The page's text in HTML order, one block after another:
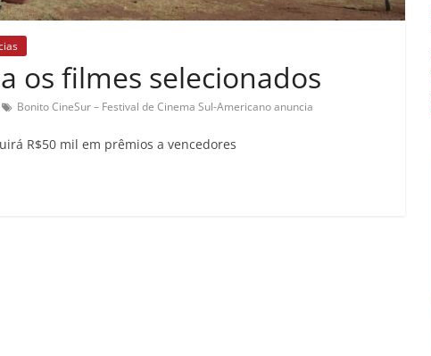
os filmes selecionados
Bonito CineSur – Festival de Cinema Sul-Americano anuncia
R$50 mil em prêmios a vencedores